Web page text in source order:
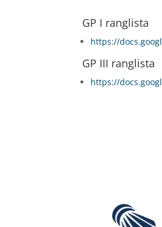
GP I ranglista
https://
GP III ranglista
https://